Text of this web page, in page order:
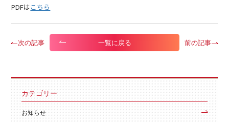
PDFはこちら
次の記事 一覧に戻る 前の記事
カテゴリー
お知らせ